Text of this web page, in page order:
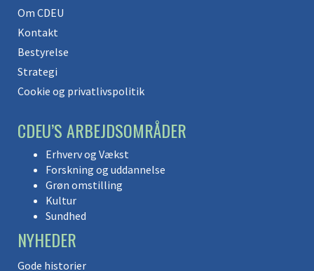
Om CDEU
Kontakt
Bestyrelse
Strategi
Cookie og privatlivspolitik
CDEU’S ARBEJDSOMRÅDER
Erhverv og Vækst
Forskning og uddannelse
Grøn omstilling
Kultur
Sundhed
NYHEDER
Gode historier